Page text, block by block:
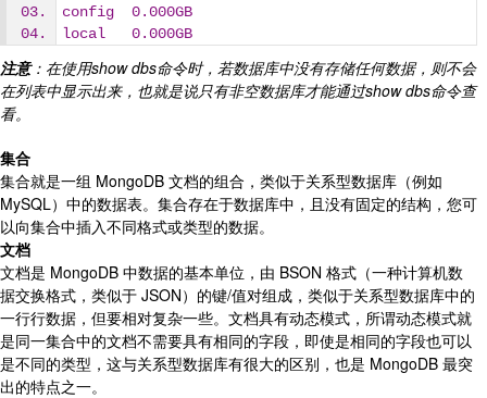
config  0.000GB
local   0.000GB
注意：在使用show dbs命令时，若数据库中没有存储任何数据，则不会
在列表中显示出来，也就是说只有非空数据库才能通过show dbs命令查
看。
集合
集合就是一组 MongoDB 文档的组合，类似于关系型数据库（例如
MySQL）中的数据表。集合存在于数据库中，且没有固定的结构，您可
以向集合中插入不同格式或类型的数据。
文档
文档是 MongoDB 中数据的基本单位，由 BSON 格式（一种计算机数
据交换格式，类似于 JSON）的键/值对组成，类似于关系型数据库中的
一行行数据，但要相对复杂一些。文档具有动态模式，所谓动态模式就
是同一集合中的文档不需要具有相同的字段，即使是相同的字段也可以
是不同的类型，这与关系型数据库有很大的区别，也是 MongoDB 最突
出的特点之一。